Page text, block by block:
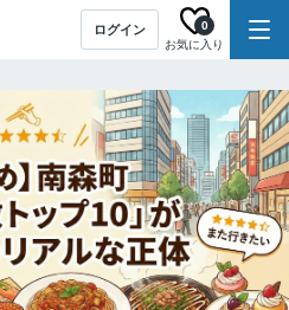
ログイン
お気に入り
0